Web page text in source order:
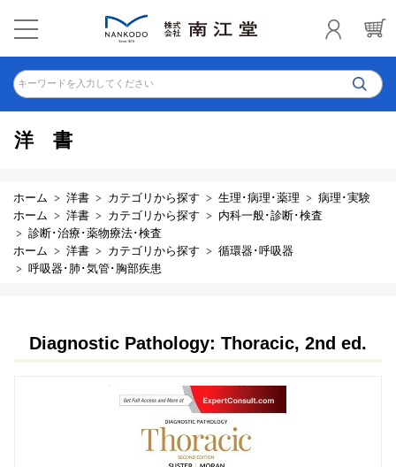
キーワードを入力してください
洋書
ホーム 洋書 カテゴリから探す 生理･病理･薬理
病理･実験
ホーム
洋書 カテゴリから探す
内科一般･診断･検査
診断･治療･薬物療法･検査
ホーム
洋書 カテゴリから探す
循環器･呼吸器
呼吸器･肺･気管･胸部疾患
Diagnostic Pathology: Thoracic, 2nd ed.